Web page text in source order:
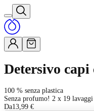
Detersivo
100 % senza plastica
Senza profumo! 2 x 19 lavaggi
Da13,99 €